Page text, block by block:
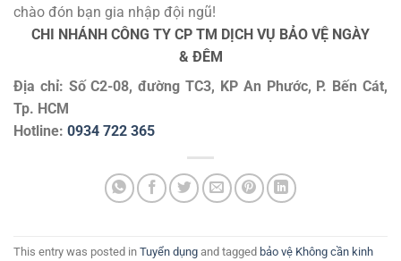
chào đón bạn gia nhập đội ngũ!
CHI NHÁNH CÔNG TY CP TM DỊCH VỤ BẢO VỆ NGÀY
& ĐÊM
Địa chỉ: Số C2-08, đường TC3, KP An Phước, P. Bến Cát,
Tp. HCM
Hotline: 0934 722 365
This entry was posted in Tuyển dụng and tagged bảo vệ Không cần kinh